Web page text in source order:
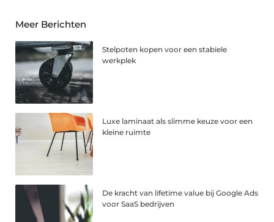
Meer Berichten
Stelpoten kopen voor een stabiele
werkplek
Luxe laminaat als slimme keuze voor een
kleine ruimte
De kracht van lifetime value bij Google Ads
voor SaaS bedrijven